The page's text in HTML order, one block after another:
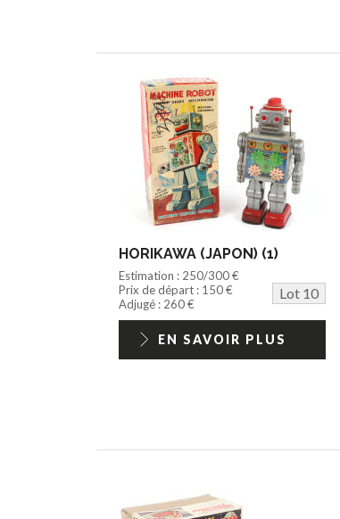
HORIKAWA (JAPON) (1)
Estimation : 250/300 €
Prix de départ : 150 €
Lot 10
Adjugé : 260 €
EN SAVOIR PLUS